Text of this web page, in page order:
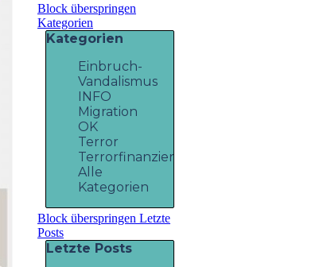
Block überspringen
Kategorien
Kategorien
Einbruch-
Vandalismus
INFO
Migration
OK
Terror
Terrorfinanzierung
Alle
Kategorien
Block überspringen Letzte
Posts
Letzte Posts